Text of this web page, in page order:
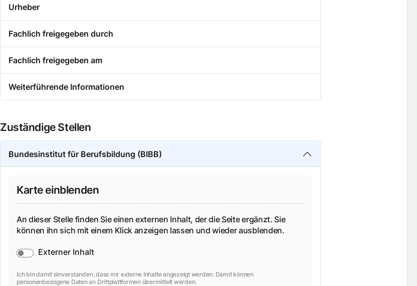
Urheber
Fachlich freigegeben durch
Fachlich freigegeben am
Weiterführende Informationen
Zuständige Stellen
Bundesinstitut für Berufsbildung (BIBB)
Karte einblenden
An dieser Stelle finden Sie einen externen Inhalt, der die Seite ergänzt. Sie
können ihn sich mit einem Klick anzeigen lassen und wieder ausblenden.
Externer Inhalt
Ich bin damit einverstanden, dass mir externe Inhalte angezeigt werden. Damit können
personenbezogene Daten an Drittplattformen übermittelt werden.